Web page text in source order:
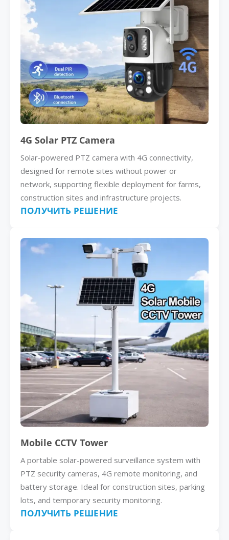
4G Solar PTZ Camera
Solar-powered PTZ camera with 4G connectivity,
designed for remote sites without power or
network, supporting flexible deployment for farms,
construction sites and infrastructure projects.
ПОЛУЧИТЬ РЕШЕНИЕ
Mobile CCTV Tower
A portable solar-powered surveillance system with
PTZ security cameras, 4G remote monitoring, and
battery storage. Ideal for construction sites, parking
lots, and temporary security monitoring.
ПОЛУЧИТЬ РЕШЕНИЕ